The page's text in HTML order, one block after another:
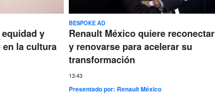
y
la cultura
BESPOKE AD
Renault México quiere reconectar
y renovarse para acelerar su
transformación
13:43
Presentado por: Renault México